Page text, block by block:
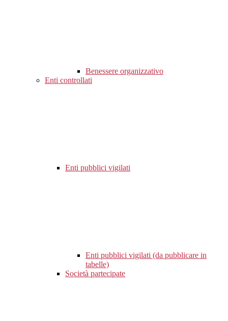
Benessere organizzativo
Enti controllati
Enti pubblici vigilati
Enti pubblici vigilati (da pubblicare in
tabelle)
Società partecipate